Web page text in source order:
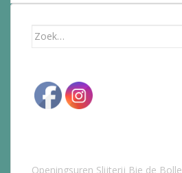
Zoek
Openingsuren Slijterij Bie de Bolle